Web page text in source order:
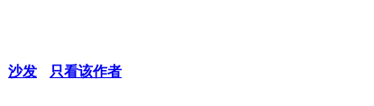
沙发 只看该作者